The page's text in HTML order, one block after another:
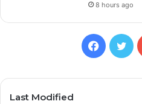
8 hours ago
Last Modified